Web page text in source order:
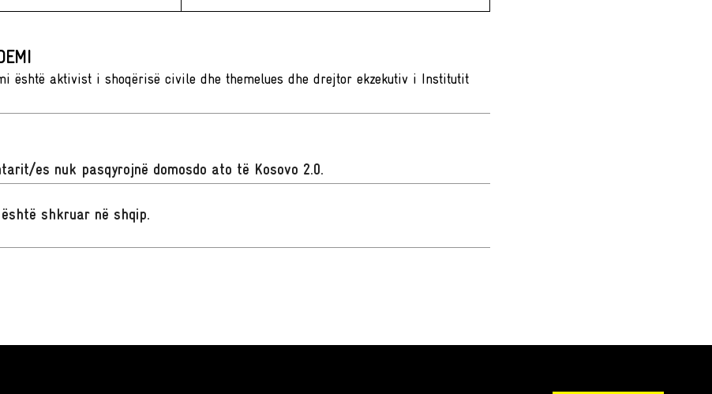
është aktivist i shoqërisë civile dhe themelues dhe drejtor ekzekutiv i Institutit
es nuk pasqyrojnë domosdo ato të Kosovo 2.0.
shkruar në shqip.